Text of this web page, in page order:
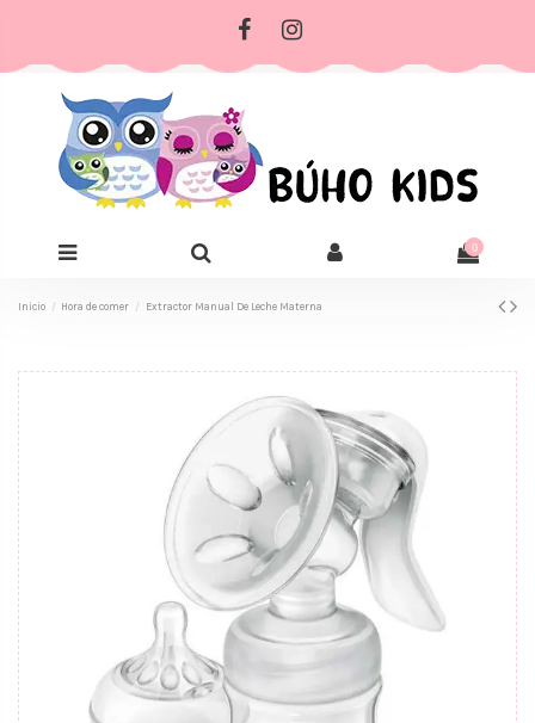
0
Inicio Hora de comer Extractor Manual De Leche Materna